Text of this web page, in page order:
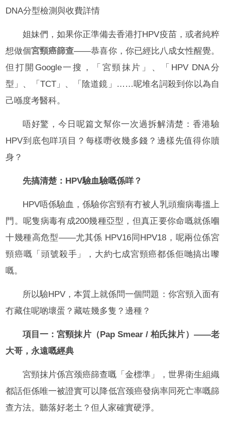
DNA分型檢測與收費詳情
姐妹們，如果你正準備去香港打HPV疫苗，或者純粹
想做個宮頸癌篩查——恭喜你，你已經比八成女性醒覺。
但打開Google一搜，「宮頸抹片」、「HPV DNA分
型」、「TCT」、「陰道鏡」……呢堆名詞殺到你以為自
己喺度考醫科。
唔好驚，今日呢篇文幫你一次過拆解清楚：香港驗
HPV到底包咩項目？每樣嘢收幾多錢？邊樣先值得你贖
身？
先搞清楚：HPV驗血驗嘅係咩？
HPV唔係驗血，係驗你宮頸有冇被人乳頭瘤病毒搵上
門。呢隻病毒有成200幾種亞型，但真正要你命嘅就係嗰
十幾種高危型——尤其係 HPV16同HPV18，呢兩位係宮
頸癌嘅「頭號殺手」，大約七成宮頸癌都係佢哋搞出嚟
嘅。
所以驗HPV，本質上就係問一個問題：你宮頸入面有
冇藏住呢啲壞蛋？藏咗幾多隻？邊種？
項目一：宮頸抹片（Pap Smear / 柏氏抹片）——老
大哥，永遠嘅經典
宮頸抹片係宫颈癌篩查嘅「金標準」，世界衛生組織
都話佢係唯一被證實可以降低宫颈癌發病率同死亡率嘅篩
查方法。聽落好老土？但人家確實硬淨。